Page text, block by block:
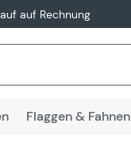
auf Rechnung
Flaggen & Fahnen